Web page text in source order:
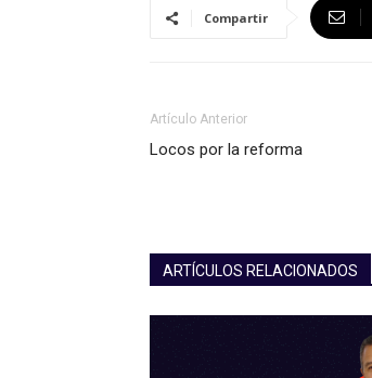
Compartir
Artículo Anterior
Locos por la reforma
ARTÍCULOS RELACIONADOS